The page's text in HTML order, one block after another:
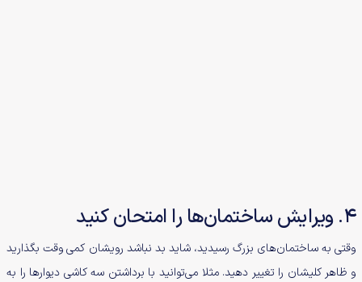
4. ویرایش ساختمان‌ها را امتحان کنید
وقتی به ساختمان‌‌های بزرگ رسیدید، شاید بد نباشد رویشان کمی وقت بگذارید
و ظاهر کلیشان را تغییر دهید. مثلا می‌توانید با برداشتن سه کاشی دیوارها را به